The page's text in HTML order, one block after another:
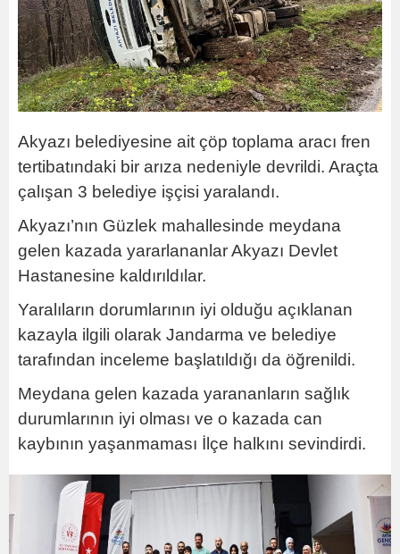
Akyazı belediyesine ait çöp toplama aracı fren
tertibatındaki bir arıza nedeniyle devrildi. Araçta
çalışan 3 belediye işçisi yaralandı.
Akyazı’nın Güzlek mahallesinde meydana
gelen kazada yararlananlar Akyazı Devlet
Hastanesine kaldırıldılar.
Yaralıların dorumlarının iyi olduğu açıklanan
kazayla ilgili olarak Jandarma ve belediye
tarafından inceleme başlatıldığı da öğrenildi.
Meydana gelen kazada yarananların sağlık
durumlarının iyi olması ve o kazada can
kaybının yaşanmaması İlçe halkını sevindirdi.